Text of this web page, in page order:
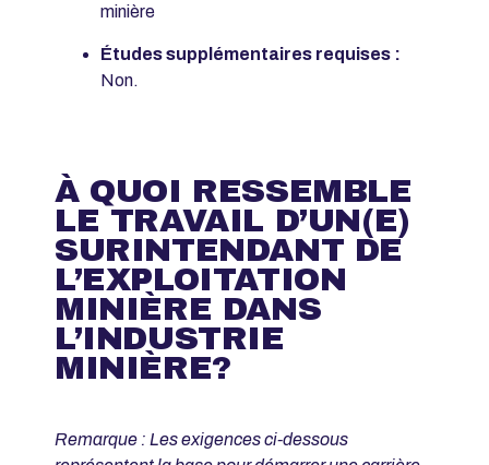
minière
Études supplémentaires requises :
Non.
À QUOI RESSEMBLE
LE TRAVAIL D’UN(E)
SURINTENDANT DE
L’EXPLOITATION
MINIÈRE DANS
L’INDUSTRIE
MINIÈRE?
Remarque : Les exigences ci-dessous